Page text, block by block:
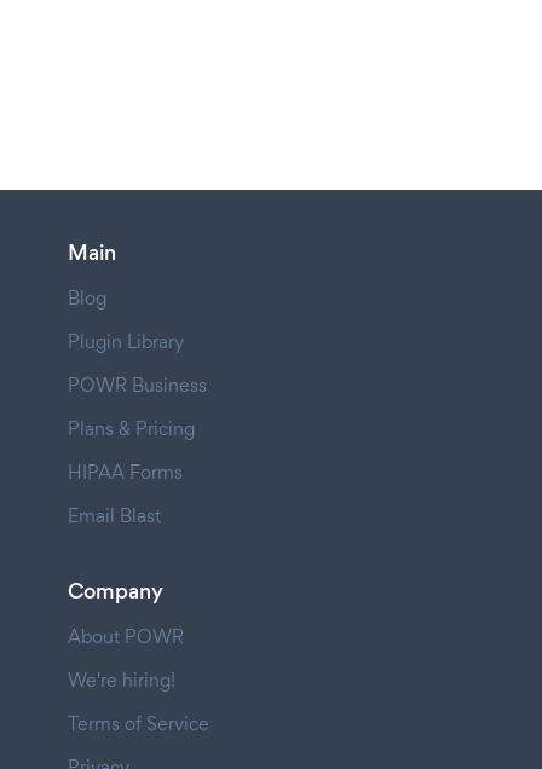
Main
Blog
Plugin Library
POWR Business
Plans & Pricing
HIPAA Forms
Email Blast
Company
About POWR
We're hiring!
Terms of Service